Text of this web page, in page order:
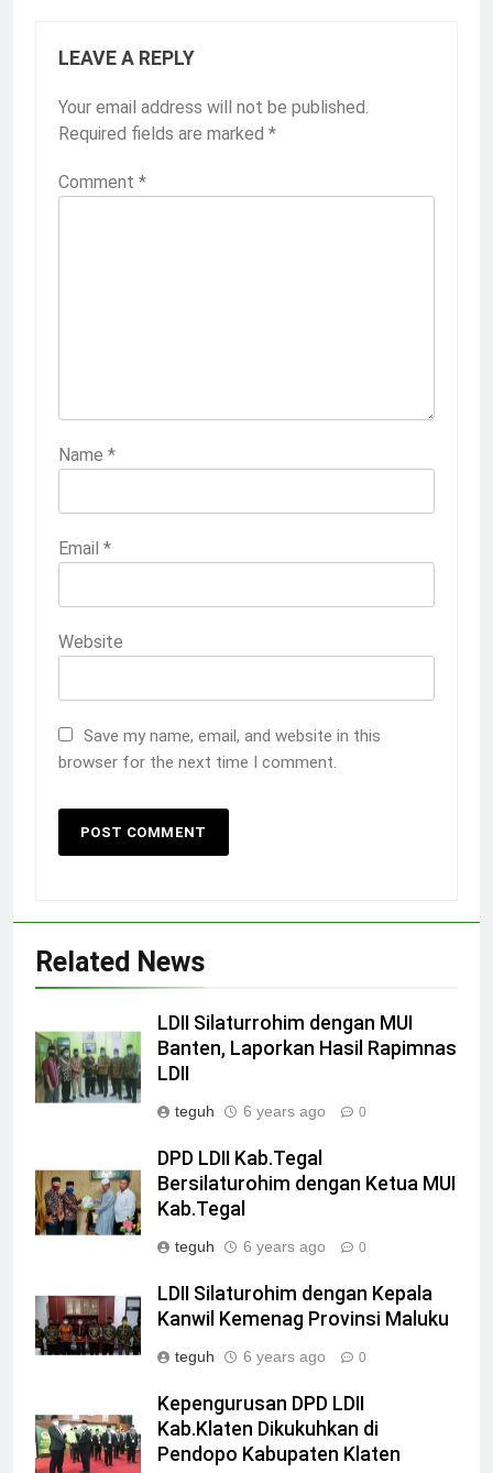
LEAVE A REPLY
Your email address will not be published.
Required fields are marked *
Comment *
Name *
Email *
Website
Save my name, email, and website in this
browser for the next time I comment.
Related News
LDII Silaturrohim dengan MUI
Banten, Laporkan Hasil Rapimnas
LDII
teguh 6 years ago 0
DPD LDII Kab.Tegal
Bersilaturohim dengan Ketua MUI
Kab.Tegal
teguh 6 years ago 0
LDII Silaturohim dengan Kepala
Kanwil Kemenag Provinsi Maluku
teguh 6 years ago 0
Kepengurusan DPD LDII
Kab.Klaten Dikukuhkan di
Pendopo Kabupaten Klaten